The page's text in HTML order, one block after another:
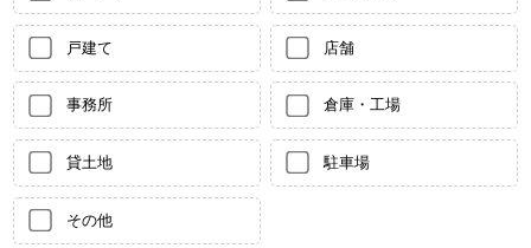
戸建て 店舗
事務所 倉庫・工場
貸土地 駐車場
その他